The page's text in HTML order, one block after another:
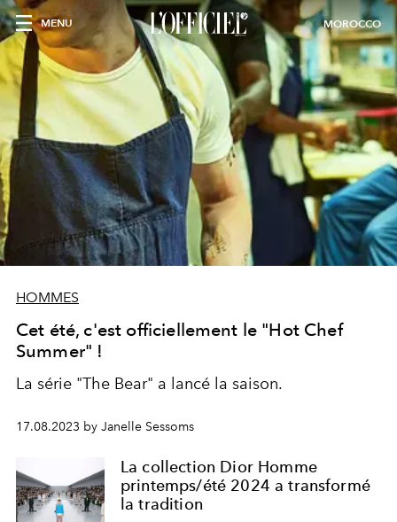
MENU MOROCCO
HOMMES
Cet été, c'est officiellement le "Hot Chef
Summer" !
La série "The Bear" a lancé la saison.
17.08.2023 by Janelle Sessoms
La collection Dior Homme
printemps/été 2024 a transformé
la tradition